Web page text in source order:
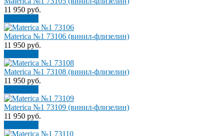
11 950 руб.
Materica №1 73106 (винил-флизелин)
11 950 руб.
Materica №1 73108 (винил-флизелин)
11 950 руб.
Materica №1 73109 (винил-флизелин)
11 950 руб.